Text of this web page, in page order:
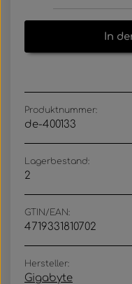
In
Produktnummer:
de-400133
Lagerbestand:
2
GTIN/EAN:
4719331810702
Hersteller:
Gigabyte